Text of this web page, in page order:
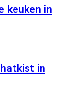
keuken in
in